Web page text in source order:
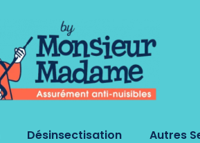
Désinsectisation Autres